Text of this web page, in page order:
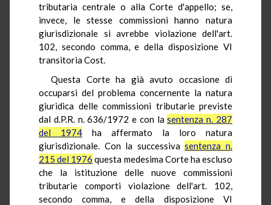
tributaria centrale o alla Corte d'appello; se,
invece, le stesse commissioni hanno natura
giurisdizionale si avrebbe violazione dell'art.
102, secondo comma, e della disposizione VI
transitoria Cost.
Questa Corte ha già avuto occasione di
occuparsi del problema concernente la natura
giuridica delle commissioni tributarie previste
dal d.P.R. n. 636/1972 e con lasentenza n. 287
del 1974 ha affermato la loro natura
giurisdizionale. Con la successivasentenza n.
215 del 1976 questa medesima Corte ha escluso
che la istituzione delle nuove commissioni
tributarie comporti violazione dell'art. 102,
secondo comma, e della disposizione VI